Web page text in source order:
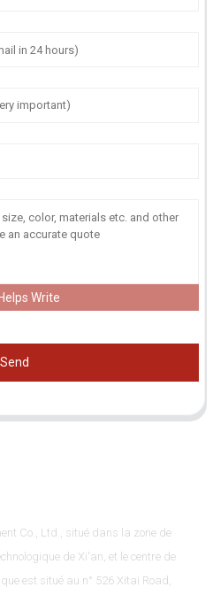
Write
Send
Co., Ltd., situé dans la zone de
de Xi'an, et le centre de
est situé au n° 526 Xitai Road,